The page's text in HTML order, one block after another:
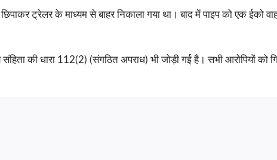
ट्रेलर के माध्यम से बाहर निकाला गया था। बाद में पाइप को एक ईको
की धारा 112(2) (संगठित अपराध) भी जोड़ी गई है। सभी आरोपियों को